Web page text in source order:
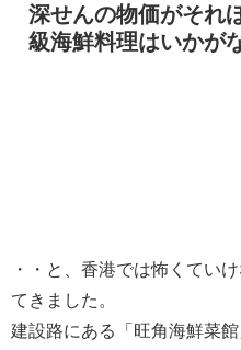
深せんの物価がそれ
級海鮮料理はいかが
・・と、香港では怖くてい
てきました。
建設路にある「旺角海鮮菜館